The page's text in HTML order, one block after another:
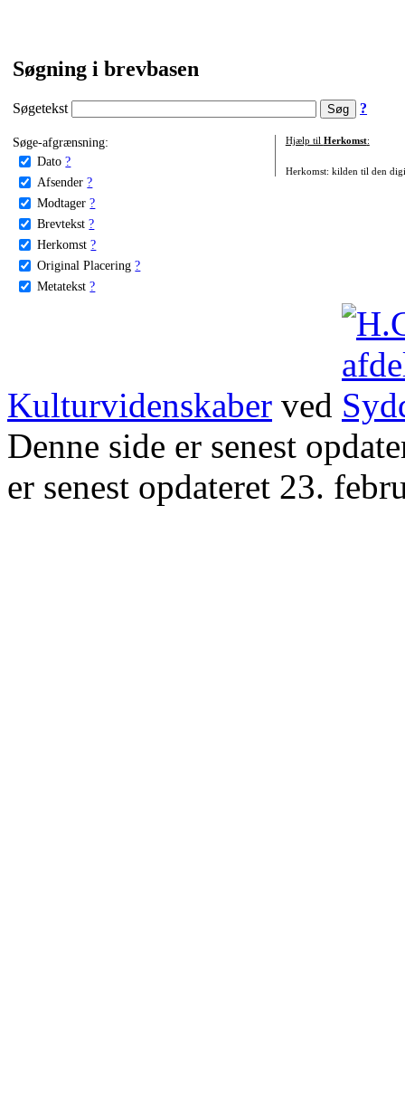
Søgning i brevbasen
Søgetekst ?
Søge-afgrænsning:
Dato ?
Afsender ?
Modtager ?
Brevtekst ?
Herkomst ?
Original Placering ?
Metatekst ?
Hjælp til Herkomst:
Herkomst: kilden til den
Kulturvidenskaber ved
Denne side er senest
er senest opdateret 23.